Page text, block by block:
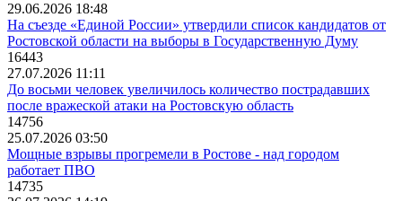
29.06.2026 18:48
На съезде «Единой России» утвердили список кандидатов от
Ростовской области на выборы в Государственную Думу
16443
27.07.2026 11:11
До восьми человек увеличилось количество пострадавших
после вражеской атаки на Ростовскую область
14756
25.07.2026 03:50
Мощные взрывы прогремели в Ростове - над городом
работает ПВО
14735